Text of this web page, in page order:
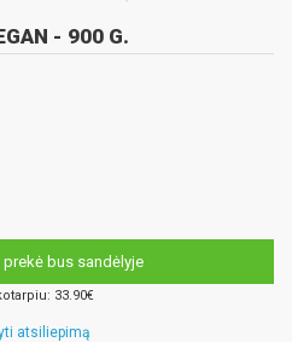
- 900 G.
bus sandėlyje
33.90€
atsiliepimą